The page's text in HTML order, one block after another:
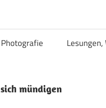
Photografie
sich mündigen